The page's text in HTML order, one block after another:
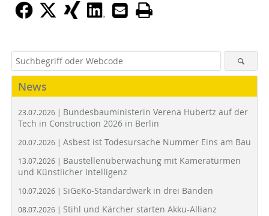
News
23.07.2026 | Bundesbauministerin Verena Hubertz auf der
Tech in Construction 2026 in Berlin
20.07.2026 | Asbest ist Todesursache Nummer Eins am Bau
13.07.2026 | Baustellenüberwachung mit Kameratürmen
und Künstlicher Intelligenz
10.07.2026 | SiGeKo-Standardwerk in drei Bänden
08.07.2026 | Stihl und Kärcher starten Akku-Allianz